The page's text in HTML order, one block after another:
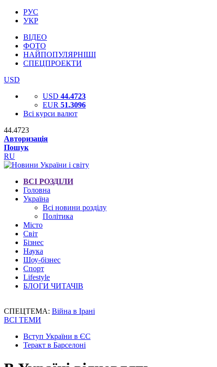
РУС
УКР
ВІДЕО
ФОТО
НАЙПОПУЛЯРНІШІ
СПЕЦПРОЕКТИ
USD
USD 44.4723
EUR 51.3096
Всі курси валют
44.4723
Авторизація
Пошук
RU
ВСІ РОЗДІЛИ
Головна
Україна
Всі новини розділу
Політика
Місто
Світ
Бізнес
Наука
Шоу-бізнес
Спорт
Lifestyle
БЛОГИ ЧИТАЧІВ
СПЕЦТЕМА: Війна в Ірані
ВСІ ТЕМИ
Вступ України в ЄС
Теракт в Барселоні